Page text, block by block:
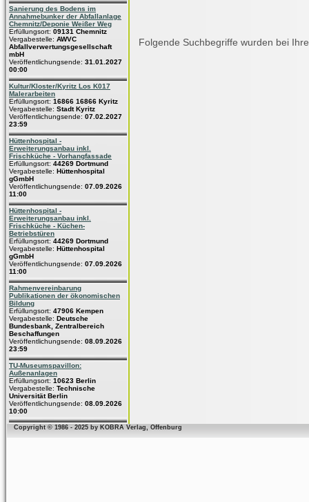
Sanierung des Bodens im
Annahmebunker der Abfallanlage
Chemnitz/Deponie Weißer Weg
Erfüllungsort: 09131 Chemnitz
Vergabestelle: AWVC
Abfallverwertungsgesellschaft
mbH
Veröffentlichungsende: 31.01.2027
00:00
Kultur/Kloster/Kyritz Los K017
Malerarbeiten
Erfüllungsort: 16866 16866 Kyritz
Vergabestelle: Stadt Kyritz
Veröffentlichungsende: 07.02.2027
23:59
Hüttenhospital -
Erweiterungsanbau inkl.
Frischküche - Vorhangfassade
Erfüllungsort: 44269 Dortmund
Vergabestelle: Hüttenhospital
gGmbH
Veröffentlichungsende: 07.09.2026
11:00
Hüttenhospital -
Erweiterungsanbau inkl.
Frischküche - Küchen-
Betriebstüren
Erfüllungsort: 44269 Dortmund
Vergabestelle: Hüttenhospital
gGmbH
Veröffentlichungsende: 07.09.2026
11:00
Rahmenvereinbarung
Publikationen der ökonomischen
Bildung
Erfüllungsort: 47906 Kempen
Vergabestelle: Deutsche
Bundesbank, Zentralbereich
Beschaffungen
Veröffentlichungsende: 08.09.2026
23:59
TU-Museumspavillon:
Außenanlagen
Erfüllungsort: 10623 Berlin
Vergabestelle: Technische
Universität Berlin
Veröffentlichungsende: 08.09.2026
10:00
Folgende Suchbegriffe wurden bei
Copyright © 1986 - 2025 by KOBRA Verlag, Offenburg